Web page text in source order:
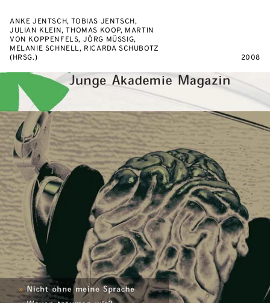
ANKE JENTSCH, TOBIAS JENTSCH,
JULIAN KLEIN, THOMAS KOOP, MARTIN
VON KOPPENFELS, JÖRG MÜSSIG,
MELANIE SCHNELL, RICARDA SCHUBOTZ
(HRSG.)
2008